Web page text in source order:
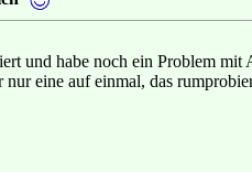
und habe noch ein Problem
eine auf einmal, das